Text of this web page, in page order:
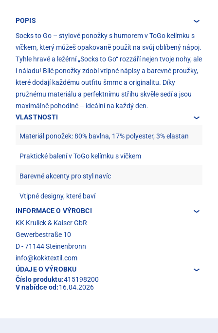
POPIS
Socks to Go – stylové ponožky s humorem v ToGo kelímku s
víčkem, který můžeš opakovaně použít na svůj oblíbený nápoj.
Tyhle hravé a ležérní „Socks to Go“ rozzáří nejen tvoje nohy, ale
i náladu! Bílé ponožky zdobí vtipné nápisy a barevné proužky,
které dodají každému outfitu šmrnc a originalitu. Díky
pružnému materiálu a perfektnímu střihu skvěle sedí a jsou
maximálně pohodlné – ideální na každý den.
VLASTNOSTI
Materiál ponožek: 80% bavlna, 17% polyester, 3% elastan
Praktické balení v ToGo kelímku s víčkem
Barevné akcenty pro styl navíc
Vtipné designy, které baví
INFORMACE O VÝROBCI
KK Krulick & Kaiser GbR
Gewerbestraße 10
D - 71144 Steinenbronn
info@kokktextil.com
ÚDAJE O VÝROBKU
Číslo produktu:415198200
V nabídce od:16.04.2026